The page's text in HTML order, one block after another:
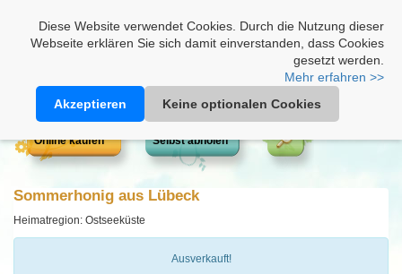
Diese Website verwendet Cookies. Durch die Nutzung dieser
Webseite erklären Sie sich damit einverstanden, dass Cookies
gesetzt werden.
Mehr erfahren >>
Akzeptieren
Keine optionalen Cookies
Online kaufen Selbst abholen
Sommerhonig aus Lübeck
Heimatregion: Ostseeküste
Ausverkauft!